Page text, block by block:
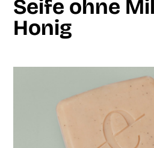
Seife ohne
Honig